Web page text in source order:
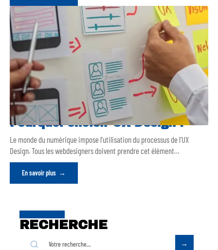
Pourquoi choisir UX Design ?
Le monde du numérique impose l’utilisation du processus de l’UX
Design. Tous les webdesigners doivent prendre cet élément…
En savoir plus
RECHERCHE